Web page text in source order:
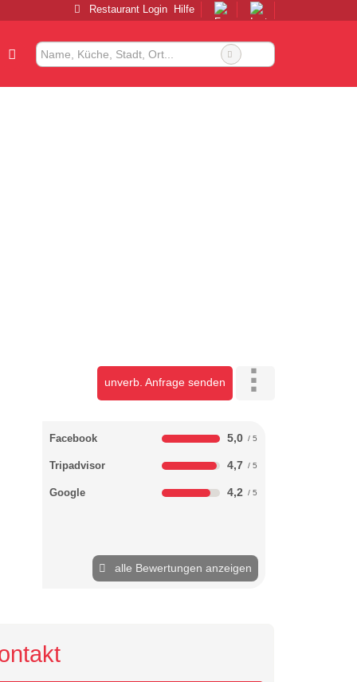
Restaurant Login Hilfe
unverb. Anfrage senden
Facebook 5,0
Tripadvisor 4,7
Google 4,2
alle Bewertungen anzeigen